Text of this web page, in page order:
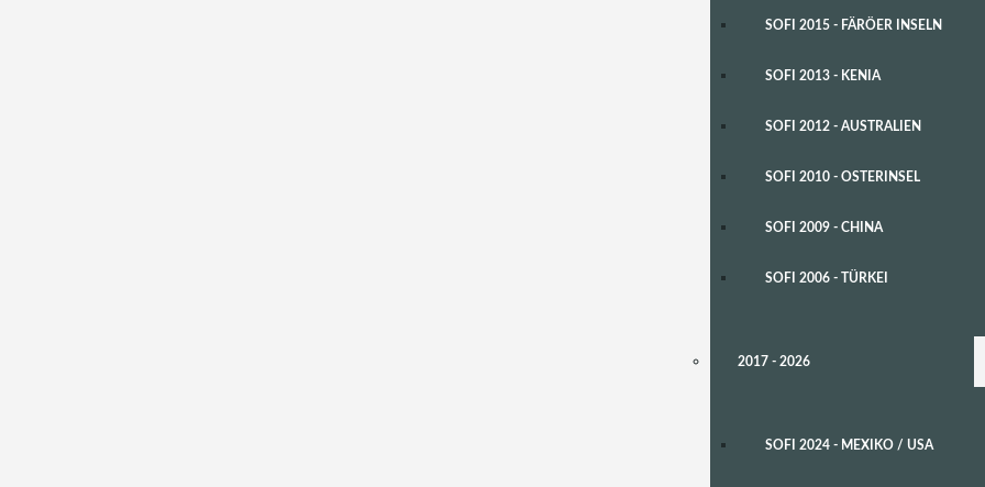
SOFI 2015 - FÄRÖER INSELN
SOFI 2013 - KENIA
SOFI 2012 - AUSTRALIEN
SOFI 2010 - OSTERINSEL
SOFI 2009 - CHINA
SOFI 2006 - TÜRKEI
2017 - 2026
SOFI 2024 - MEXIKO / USA